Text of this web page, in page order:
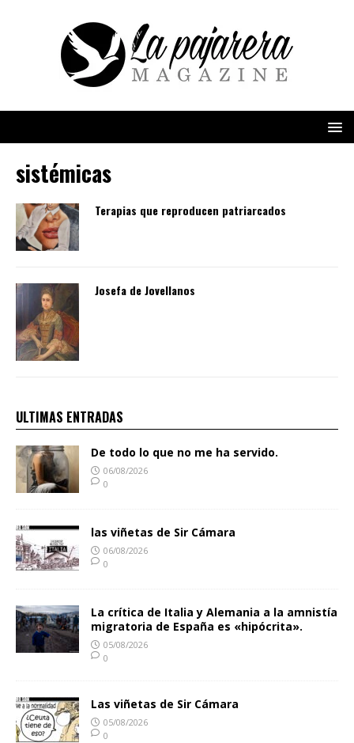
sistémicas
Terapias que reproducen patriarcados
Josefa de Jovellanos
ULTIMAS ENTRADAS
De todo lo que no me ha servido.
06/08/2026
0
las viñetas de Sir Cámara
06/08/2026
0
La crítica de Italia y Alemania a la amnistía
migratoria de España es «hipócrita».
05/08/2026
0
Las viñetas de Sir Cámara
05/08/2026
0